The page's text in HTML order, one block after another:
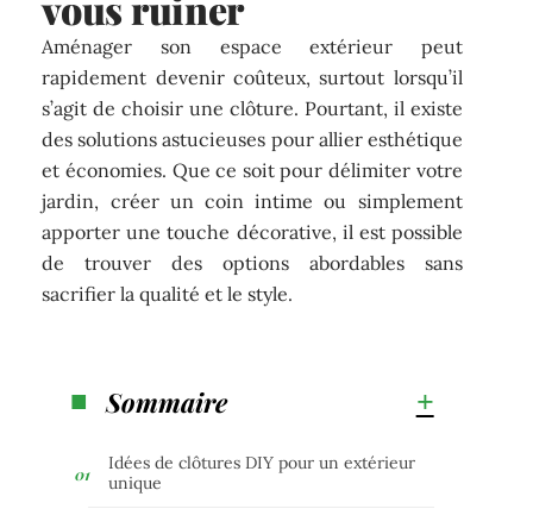
Aménager son espace extérieur peut
rapidement devenir coûteux, surtout lorsqu’il
s’agit de choisir une clôture. Pourtant, il existe
des solutions astucieuses pour allier esthétique
et économies. Que ce soit pour délimiter votre
jardin, créer un coin intime ou simplement
apporter une touche décorative, il est possible
de trouver des options abordables sans
sacrifier la qualité et le style.
Sommaire
Idées de clôtures DIY pour un extérieur
unique